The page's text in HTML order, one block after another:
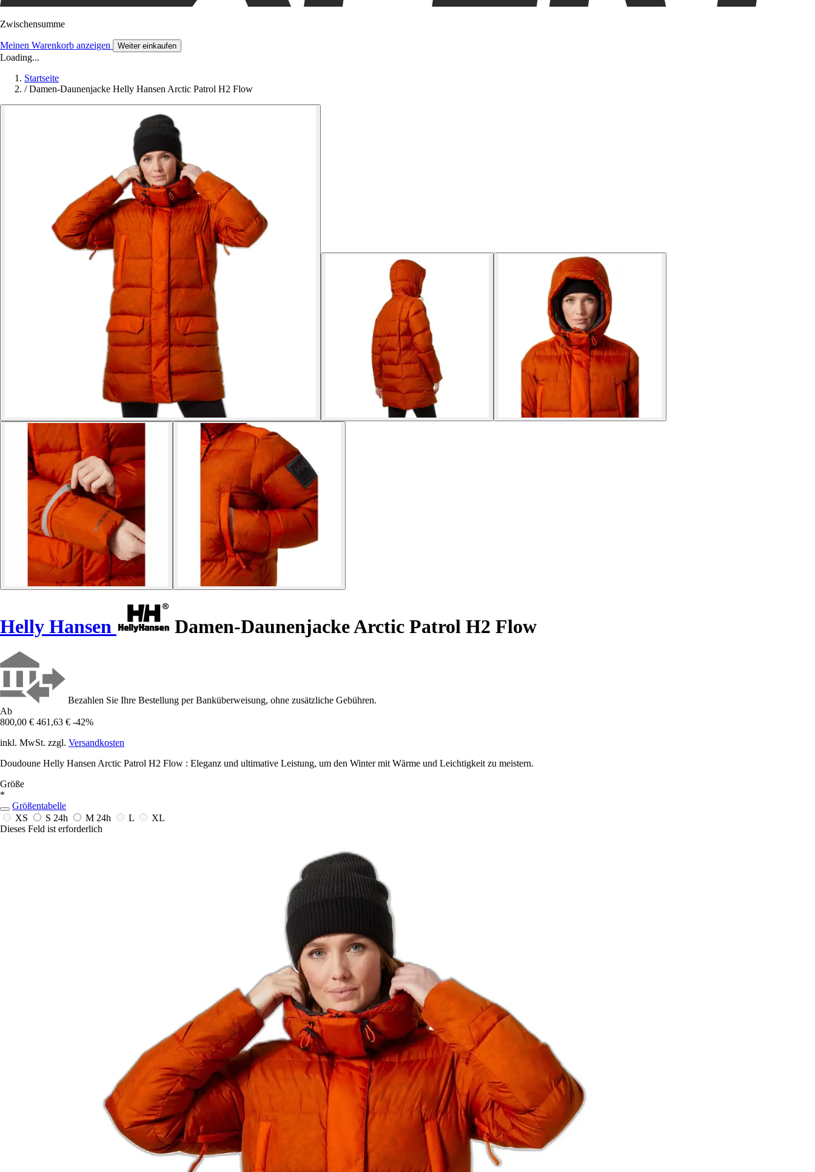
Zwischensumme
Meinen Warenkorb anzeigen Weiter einkaufen
Loading...
Startseite
/ Damen-Daunenjacke Helly Hansen Arctic Patrol H2 Flow
Helly Hansen Damen-Daunenjacke Arctic Patrol H2 Flow
Bezahlen Sie Ihre Bestellung per Banküberweisung, ohne zusätzliche Gebühren.
Ab
800,00 € 461,63 € -42%
inkl. MwSt. zzgl. Versandkosten
Doudoune Helly Hansen Arctic Patrol H2 Flow : Eleganz und ultimative Leistung, um den Winter mit Wärme und Leichtigkeit zu meistern.
Größe
*
Größentabelle
XS
S 24h M 24h L
XL
Dieses Feld ist erforderlich